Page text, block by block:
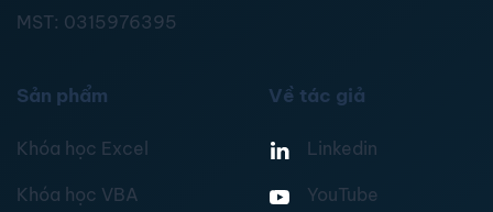
MST: 0315976395
Sản phẩm
Khóa học Excel
Khóa học VBA
Về tác giả
Linkedin
YouTube